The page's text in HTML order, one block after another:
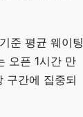
준 평균 웨이팅
오픈 1시간 만
구간에 집중되